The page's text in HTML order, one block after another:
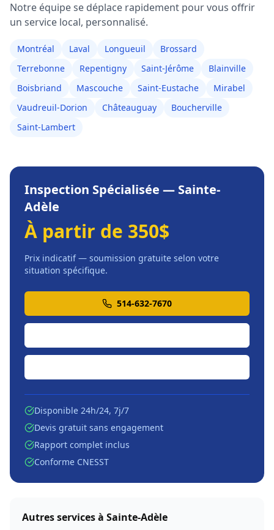
Notre équipe se déplace rapidement pour vous offrir
un service local, personnalisé.
Montréal Laval Longueuil
Brossard
Terrebonne
Repentigny Saint-Jérôme
Blainville
Boisbriand
Mascouche Saint-Eustache
Mirabel
Vaudreuil-Dorion
Châteauguay
Boucherville
Saint-Lambert
Inspection Spécialisée — Sainte-
Adèle
À partir de 350$
Prix indicatif — soumission gratuite selon votre
situation spécifique.
514-632-7670
Disponible 24h/24, 7j/7
Devis gratuit sans engagement
Rapport complet inclus
Conforme CNESST
Autres services à Sainte-Adèle